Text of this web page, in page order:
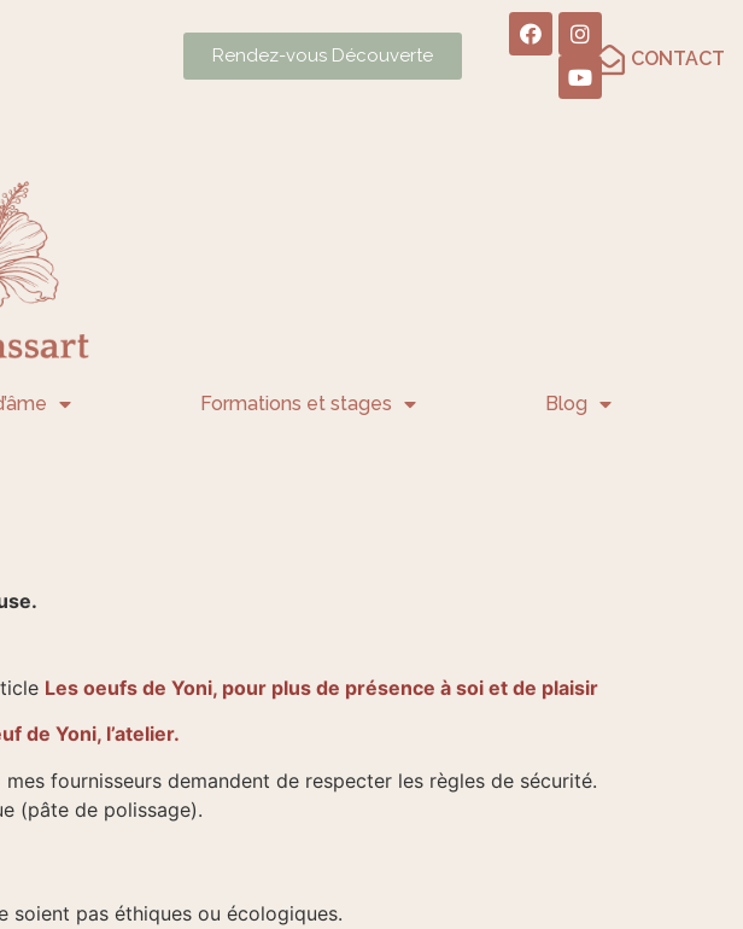
Rendez-vous Découverte CONTACT
Formations et stages Blog
Les oeufs de Yoni, pour plus de présence à soi et de plaisir
de Yoni, l’atelier.
fournisseurs demandent de respecter les règles de sécurité.
(pâte de polissage).
soient pas éthiques ou écologiques.